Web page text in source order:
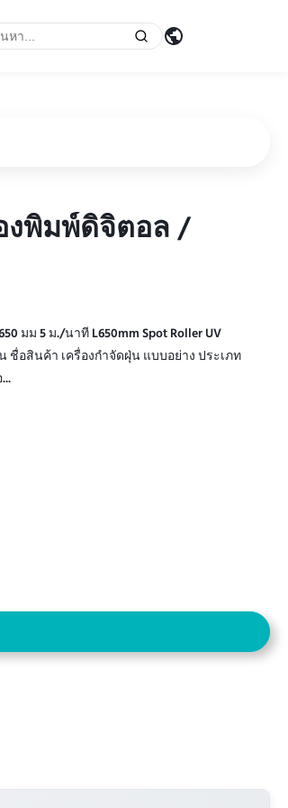
งพิมพ์ดิจิตอล /
งพิมพ์ดิจิตอล /
มม 5 ม./นาที L650mm Spot Roller UV
ชื่อสินค้า เครื่องกำจัดฝุ่น แบบอย่าง ประเภท